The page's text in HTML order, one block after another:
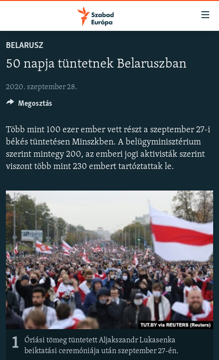
Akadálymentes
Ugrás
Ugrás
keresésre
AKTUÁLIS
PODCASTOK
VIDEÓK
NER15
SZABADON
DEMOKRÁCIA
A PÉNZ NYOMÁBAN
EURÓPAI UNIÓ
VILÁG
KLÍMAVÁLTOZÁS
A MÚLT TANULSÁGAI
KÖVESSEN MINKET!
Valamennyi RFE/RL weboldal
BELARUSZ
50 napja tüntetnek Belaruszban
2020. szeptember 28.
Több mint 100 ezer ember vett részt a szeptember 27-i
békés tüntetésen Minszkben. A belügyminisztérium
szerint mintegy 200, az emberi jogi aktivisták szerint
viszont több mint 230 embert tartóztattak le.
1
Óriási tömeg tüntetett Aljakszandr Lukasenka
beiktatási ceremóniája után szeptember 27-én.
Megosztás